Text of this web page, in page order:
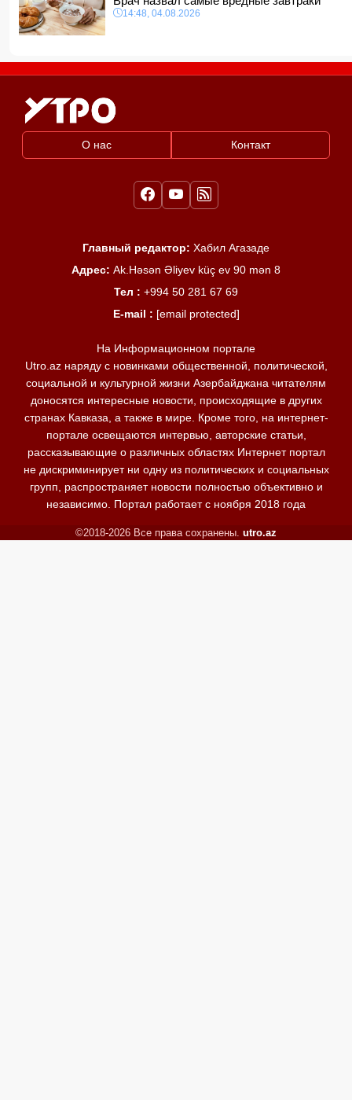
14:48, 04.08.2026
О нас Контакт
Главный редактор: Хабил Агазаде
Адрес: Ak.Həsən Əliyev küç ev 90 mən 8
Тел : +994 50 281 67 69
E-mail : [email protected]
На Информационном портале
Utro.az наряду с новинками общественной, политической,
социальной и культурной жизни Азербайджана читателям
доносятся интересные новости, происходящие в других
странах Кавказа, а также в мире. Кроме того, на интернет-
портале освещаются интервью, авторские статьи,
рассказывающие о различных областях Интернет портал
не дискриминирует ни одну из политических и социальных
групп, распространяет новости полностью объективно и
независимо. Портал работает с ноября 2018 года
©2018-2026 Все права сохранены. utro.az